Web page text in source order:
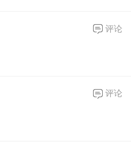
评论
评论